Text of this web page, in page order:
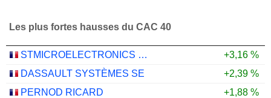
Les plus fortes hausses du CAC 40
STMICROELECTRONICS N.V.
+3,16 %
DASSAULT SYSTÈMES SE
+2,39 %
PERNOD RICARD
+1,88 %